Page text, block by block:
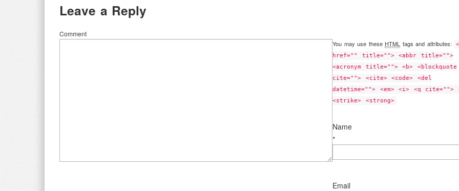
Leave a Reply
Comment
You may use these HTML tags and attributes:
href="" title=""> <abbr title="">
<acronym title=""> <b> <blockquote
cite=""> <cite> <code> <del
datetime=""> <em> <i> <q cite="">
<strike> <strong>
Name
*
Email